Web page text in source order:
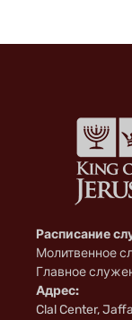
Расписание
Молитвенное
Главное
Адрес:
Clal Center,